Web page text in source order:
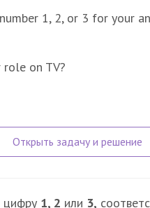
1, 2, or 3 for your
on TV?
цифру 1, 2 или 3,